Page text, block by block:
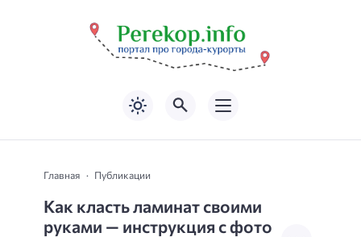
Главная Публикации
Как класть ламинат своими
руками — инструкция с фото